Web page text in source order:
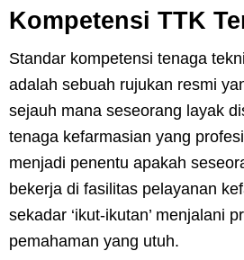
Kompetensi TTK
Standar kompetensi tenaga
adalah sebuah rujukan resmi
sejauh mana seseorang layak
tenaga kefarmasian yang
menjadi penentu apakah
bekerja di fasilitas pelayanan
sekadar ‘ikut-ikutan’ menjalani
pemahaman yang utuh.